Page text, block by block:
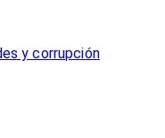
y corrupción